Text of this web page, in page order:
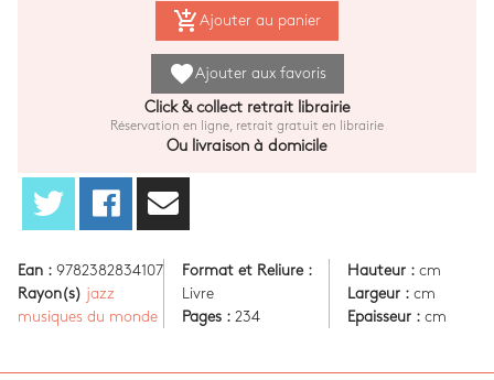
add_shopping_cart Ajouter au panier
favoriteAjouter aux favoris
Click & collect retrait librairie
Réservation en ligne, retrait gratuit en librairie
Ou livraison à domicile
Ean : 9782382834107
Rayon(s) jazz
musiques du monde
Format et Reliure :
Livre
Pages : 234
Hauteur :cm
Largeur :cm
Epaisseur :cm